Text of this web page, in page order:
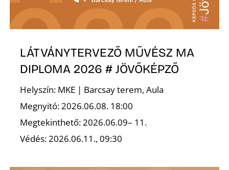
LÁTVÁNYTERVEZŐ MŰVÉSZ MA
DIPLOMA 2026 # JÖVŐKÉPZŐ
Helyszín: MKE | Barcsay terem, Aula
Megnyitó: 2026.06.08. 18:00
Megtekinthető: 2026.06.09– 11.
Védés: 2026.06.11., 09:30